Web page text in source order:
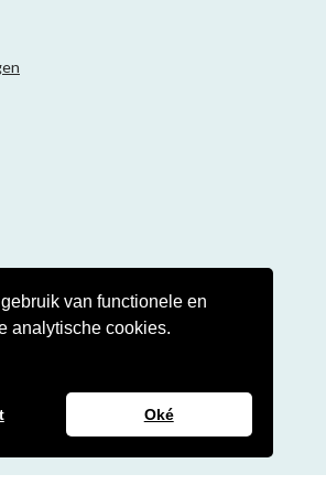
van functionele en
analytische cookies.
Oké